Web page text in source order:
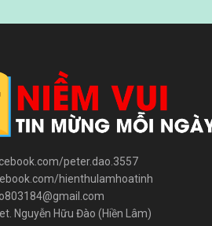
peter.dao.3557
hienthulamhoatinh
Nguyễn Hữu Đào (Hiền Lâm)